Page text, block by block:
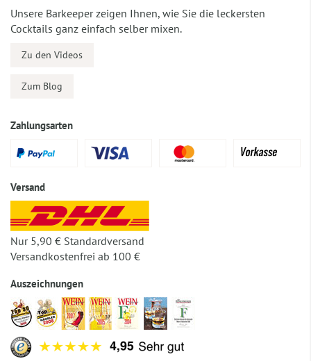
Unsere Barkeeper zeigen Ihnen, wie Sie die leckersten
Cocktails ganz einfach selber mixen.
Zu den Videos
Zum Blog
Zahlungsarten
Versand
Nur 5,90 € Standardversand
Versandkostenfrei ab 100 €
Auszeichnungen